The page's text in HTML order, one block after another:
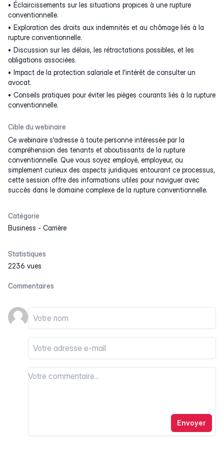
Éclaircissements sur les situations propices à une rupture
conventionnelle.
Exploration des droits aux indemnités et au chômage liés à la
rupture conventionnelle.
Discussion sur les délais, les rétractations possibles, et les
obligations associées.
Impact de la protection salariale et l'intérêt de consulter un
avocat.
Conseils pratiques pour éviter les pièges courants liés à la rupture
conventionnelle.
Cible du webinaire
Ce webinaire s'adresse à toute personne intéressée par la
compréhension des tenants et aboutissants de la rupture
conventionnelle. Que vous soyez employé, employeur, ou
simplement curieux des aspects juridiques entourant ce processus,
cette session offre des informations utiles pour naviguer avec
succès dans le domaine complexe de la rupture conventionnelle.
Catégorie
Business - Carrière
Statistiques
2236 vues
Commentaires
Votre nom
Votre email
Votre commentaire
Votre commentaire
Envoyer